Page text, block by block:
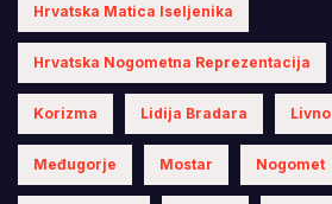
Hrvatska Matica Iseljenika
Hrvatska Nogometna Reprezentacija
Korizma Lidija Bradara Livno
Međugorje Mostar Nogomet